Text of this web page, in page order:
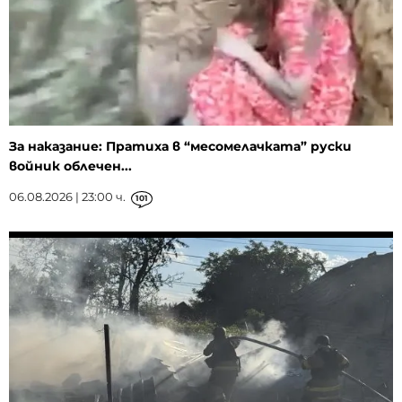
За наказание: Пратиха в “месомелачката” руски
войник облечен...
06.08.2026 | 23:00 ч. 101